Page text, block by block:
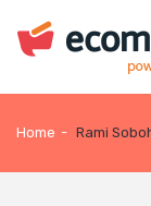
Home - Rami